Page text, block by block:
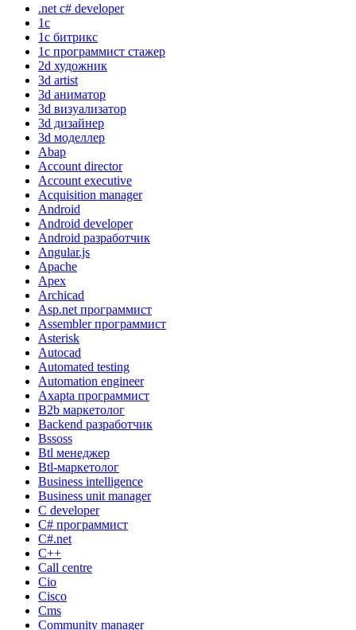
.net c# developer
1с
1с битрикс
1с программист стажер
2d художник
3d artist
3d аниматор
3d визуализатор
3d дизайнер
3d моделлер
Abap
Account director
Account executive
Acquisition manager
Android
Android developer
Android разработчик
Angular.js
Apache
Apex
Archicad
Asp.net программист
Assembler программист
Asterisk
Autocad
Automated testing
Automation engineer
Axapta программист
B2b маркетолог
Backend разработчик
Bssoss
Btl менеджер
Btl-маркетолог
Business intelligence
Business unit manager
C developer
C# программист
C#.net
C++
Call centre
Cio
Cisco
Cms
Community manager